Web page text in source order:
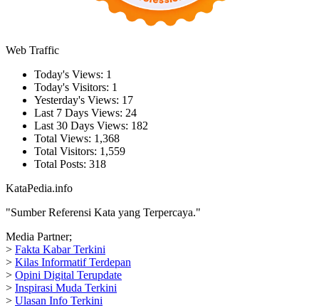
Web Traffic
Today's Views: 1
Today's Visitors: 1
Yesterday's Views: 17
Last 7 Days Views: 24
Last 30 Days Views: 182
Total Views: 1,368
Total Visitors: 1,559
Total Posts: 318
KataPedia.info
"Sumber Referensi Kata yang Terpercaya."
Media Partner;
> Fakta Kabar Terkini
> Kilas Informatif Terdepan
> Opini Digital Terupdate
> Inspirasi Muda Terkini
> Ulasan Info Terkini